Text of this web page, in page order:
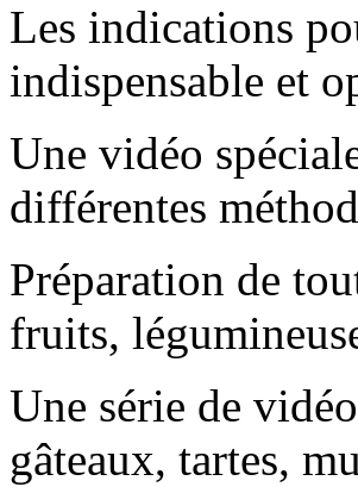
Les indications
indispensable et
Une vidéo
différentes
Préparation de
fruits,
Une série de
gâteaux, tartes,